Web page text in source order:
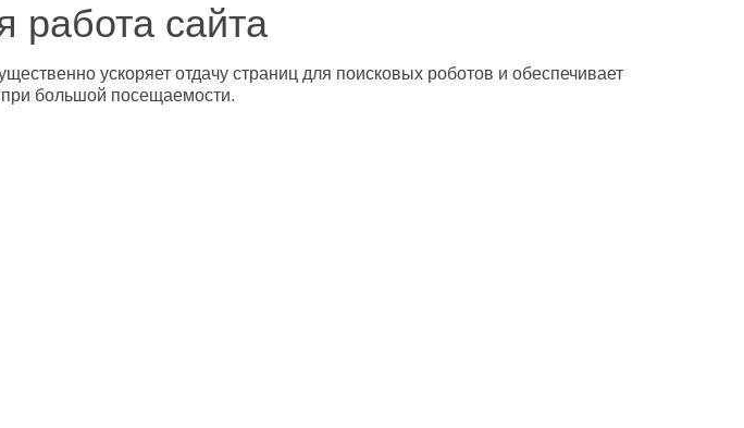
работа сайта
ускоряет отдачу страниц для поисковых роботов и обеспечивает
большой посещаемости.